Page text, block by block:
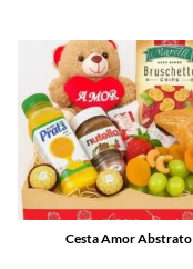
Cesta Amor Abstrato